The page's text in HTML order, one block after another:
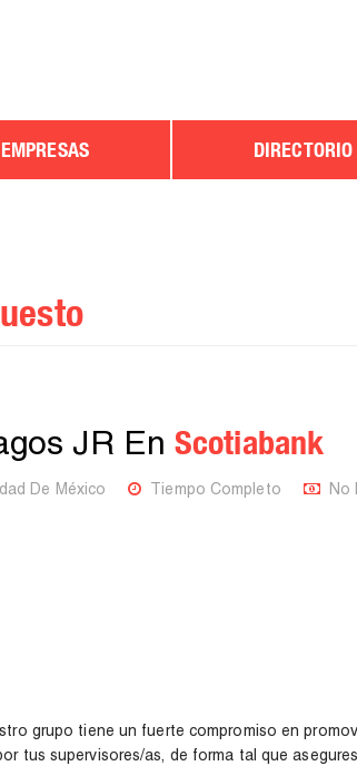
EMPRESAS DIRECTORIO
JR EnScotiabank
De México Tiempo Completo No
grupo tiene un fuerte compromiso en
tus supervisores/as, de forma tal que